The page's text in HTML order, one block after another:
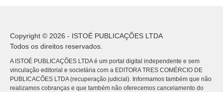
Copyright © 2026 - ISTOÉ PUBLICAÇÕES LTDA
Todos os direitos reservados.
A ISTOÉ PUBLICAÇÕES LTDA é um portal digital independente e sem
vinculação editorial e societária com a EDITORA TRES COMÉRCIO DE
PUBLICACÕES LTDA (recuperação judicial). Informamos também que não
realizamos cobranças e que também não oferecemos cancelamento do